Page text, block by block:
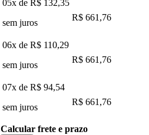
05x de R$ 132,35
sem juros
R$ 661,76
06x de R$ 110,29
sem juros
R$ 661,76
07x de R$ 94,54
sem juros
R$ 661,76
Calcular frete e prazo